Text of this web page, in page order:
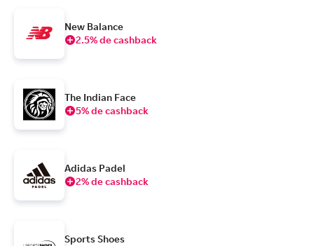
New Balance
2.5% de cashback
The Indian Face
5% de cashback
Adidas Padel
2% de cashback
Sports Shoes